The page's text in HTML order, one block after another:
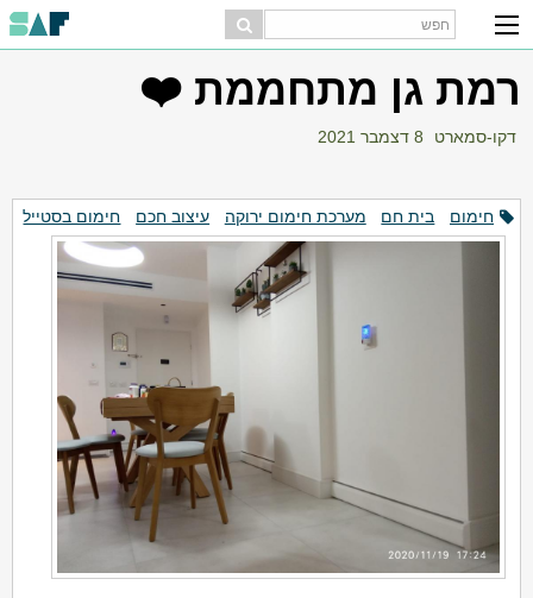
רמת גן מתחממת ❤️
דקו-סמארט 8 דצמבר 2021
חימום בית חם מערכת חימום ירוקה עיצוב חכם חימום בסטייל